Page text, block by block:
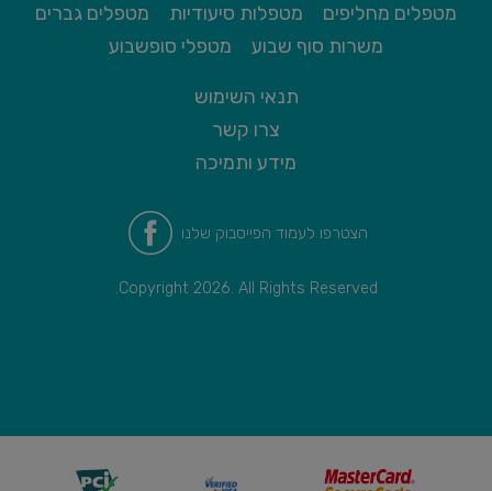
מטפלים מחליפים
מטפלות סיעודיות
מטפלים גברים
משרות סוף שבוע
מטפלי סופשבוע
תנאי השימוש
צרו קשר
מידע ותמיכה
הצטרפו לעמוד הפייסבוק שלנו
Copyright 2026. All Rights Reserved.